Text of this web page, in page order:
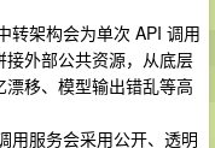
转架构会为单次 API 调用
外部公共资源，从底层
移、模型输出错乱等高
用服务会采用公开、透明